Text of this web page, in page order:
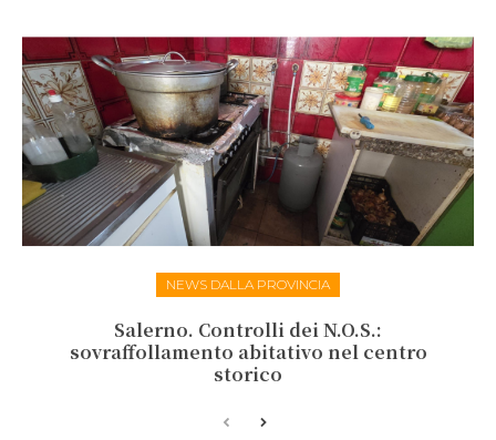
NEWS DALLA PROVINCIA
Salerno. Controlli dei N.O.S.:
sovraffollamento abitativo nel centro
storico